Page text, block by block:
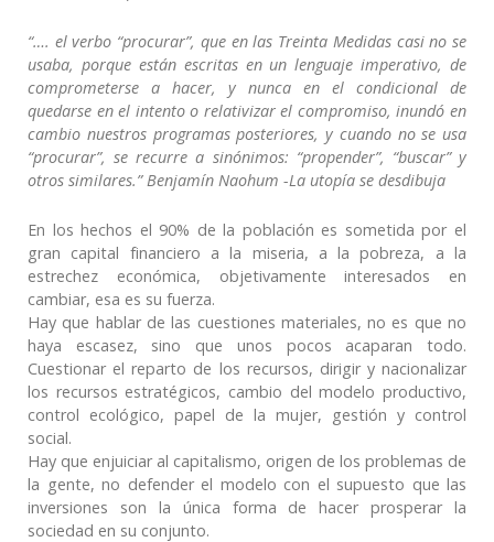
“…. el verbo “procurar”, que en las Treinta Medidas casi no se
usaba, porque están escritas en un lenguaje imperativo, de
comprometerse a hacer, y nunca en el condicional de
quedarse en el intento o relativizar el compromiso, inundó en
cambio nuestros programas posteriores, y cuando no se usa
“procurar”, se recurre a sinónimos: “propender”, “buscar” y
otros similares.” Benjamín Naohum -La utopía se desdibuja
En los hechos el 90% de la población es sometida por el
gran capital financiero a la miseria, a la pobreza, a la
estrechez económica, objetivamente interesados en
cambiar, esa es su fuerza.
Hay que hablar de las cuestiones materiales, no es que no
haya escasez, sino que unos pocos acaparan todo.
Cuestionar el reparto de los recursos, dirigir y nacionalizar
los recursos estratégicos, cambio del modelo productivo,
control ecológico, papel de la mujer, gestión y control
social.
Hay que enjuiciar al capitalismo, origen de los problemas de
la gente, no defender el modelo con el supuesto que las
inversiones son la única forma de hacer prosperar la
sociedad en su conjunto.